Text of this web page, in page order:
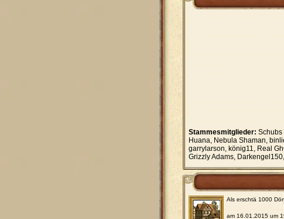
Stammesmitglieder: Schubs
Huana, Nebula Shaman,
garrylarson, könig11, Real
Grizzly Adams,
Als erschtä 1000
am 16.01.2015 um